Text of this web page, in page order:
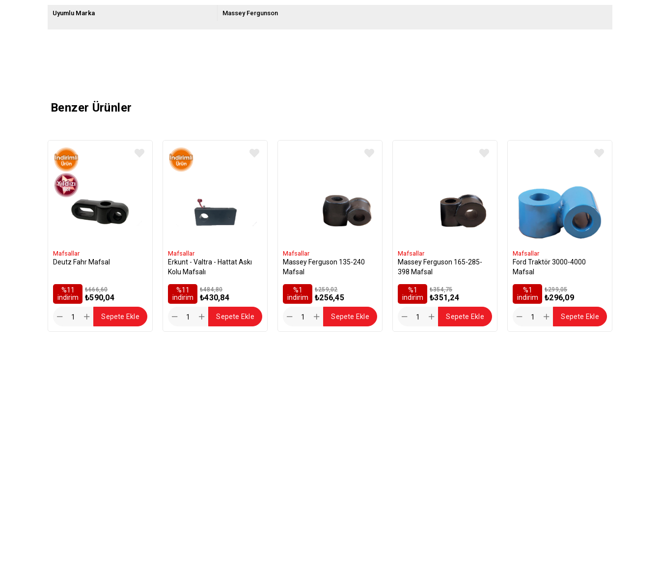
Uyumlu Marka Massey Fergunson
Benzer Ürünler
Mafsallar
Deutz Fahr Mafsal
%11
i̇ndirim
₺590,04
₺666,60
Sepete Ekle
Mafsallar
Erkunt - Valtra - Hattat Askı
Kolu Mafsalı
%11
i̇ndirim
₺430,84
₺484,80
Sepete Ekle
Mafsallar
Massey Ferguson 135-240
Mafsal
%1
i̇ndirim
₺256,45
₺259,02
Sepete Ekle
Mafsallar
Massey Ferguson 165-285-
398 Mafsal
%1
i̇ndirim
₺351,24
₺354,75
Sepete Ekle
Mafsallar
Ford Traktör 3000-4000
Mafsal
%1
i̇ndirim
₺296,09
₺299,05
Sepete Ekle